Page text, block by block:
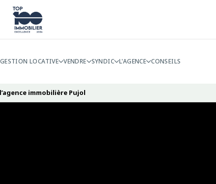
GESTION LOCATIVE VENDRE SYNDIC L'AGENCE CONSEILS
immobilière Pujol